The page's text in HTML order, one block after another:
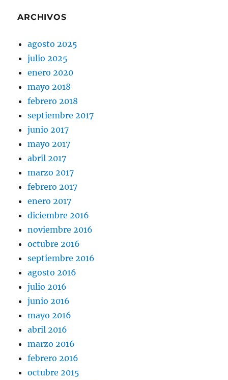
ARCHIVOS
agosto 2025
julio 2025
enero 2020
mayo 2018
febrero 2018
septiembre 2017
junio 2017
mayo 2017
abril 2017
marzo 2017
febrero 2017
enero 2017
diciembre 2016
noviembre 2016
octubre 2016
septiembre 2016
agosto 2016
julio 2016
junio 2016
mayo 2016
abril 2016
marzo 2016
febrero 2016
octubre 2015